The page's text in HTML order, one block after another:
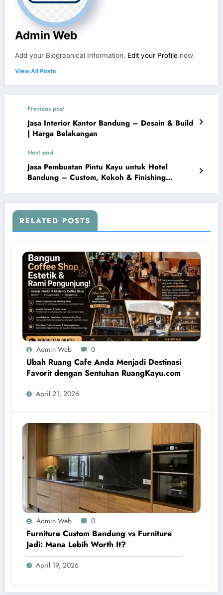
Admin Web
Add your Biographical Information. Edit your Profile now.
View All Posts
Previous post
Jasa Interior Kantor Bandung – Desain & Build
| Harga Belakangan
Next post
Jasa Pembuatan Pintu Kayu untuk Hotel
Bandung – Custom, Kokoh & Finishing
RELATED POSTS
Admin Web 0
Ubah Ruang Cafe Anda Menjadi Destinasi
Favorit dengan Sentuhan RuangKayu.com
April 21, 2026
Admin Web 0
Furniture Custom Bandung vs Furniture
Jadi: Mana Lebih Worth It?
April 19, 2026